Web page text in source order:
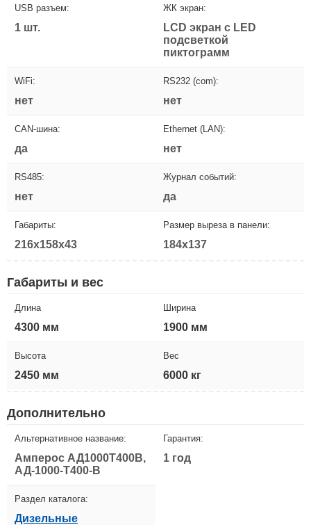
USB разъем:
1 шт.
ЖК экран:
LCD экран с LED
подсветкой
пиктограмм
WiFi:
нет
RS232 (com):
нет
CAN-шина:
да
Ethernet (LAN):
нет
RS485:
нет
Журнал событий:
да
Габариты:
216x158x43
Размер выреза в панели:
184x137
Габариты и вес
Длина
4300 мм
Ширина
1900 мм
Высота
2450 мм
Вес
6000 кг
Дополнительно
Альтернативное название:
Амперос АД1000Т400B,
АД-1000-Т400-B
Гарантия:
1 год
Раздел каталога:
Дизельные